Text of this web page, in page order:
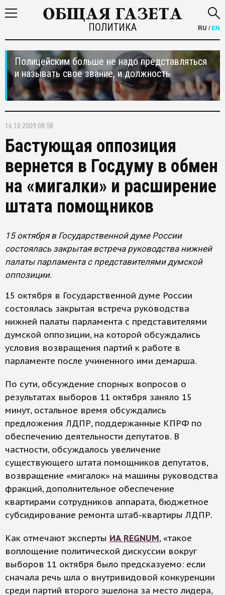
ПОЛИТИКА RU /EN
Полицейским больше не надо представляться
и называть свое звание, и должность
16.10.2009 08:58
Бастующая оппозиция
вернется в Госдуму в обмен
на «мигалки» и расширение
штата помощников
15 октября в Государственной думе России
состоялась закрытая встреча руководства нижней
палаты парламента с представителями думской
оппозиции.
15 октября в Государственной думе России
состоялась закрытая встреча руководства
нижней палаты парламента с представителями
думской оппозиции, на которой обсуждались
условия возвращения партий к работе в
парламенте после учиненного ими демарша.
По сути, обсуждение спорных вопросов о
результатах выборов 11 октября заняло 15
минут, остальное время обсуждались
предложения ЛДПР, поддержанные КПРФ по
обеспечению деятельности депутатов. В
частности, обсуждалось увеличение
существующего штата помощников депутатов,
возвращение «мигалок» на машины руководства
фракций, дополнительное обеспечение
квартирами сотрудников аппарата, бюджетное
субсидирование ремонта штаб-квартиры ЛДПР.
Как отмечают эксперты ИА REGNUM, «такое
воплощение политической дискуссии вокруг
выборов 11 октября было предсказуемо: если
сначала речь шла о внутривидовой конкуренции
среди партий второго эшелона за место лидера,